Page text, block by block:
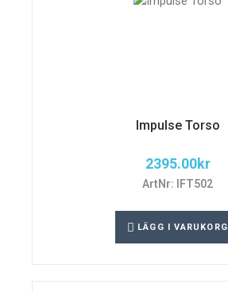
Impulse Torso
2395.00kr
ArtNr: IFT502
LÄGG I VARUKORG